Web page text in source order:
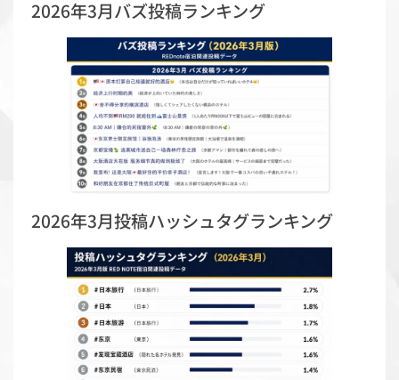
2026年3月バズ投稿ランキング
2026年3月投稿ハッシュタグランキング